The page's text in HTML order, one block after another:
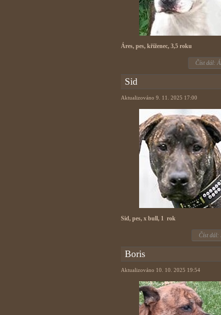
Áres, pes, kříženec, 3,5 roku
Číst dál:
Sid
Aktualizováno 9. 11. 2025 17:00
Sid, pes, x bull, 1 rok
Číst dál:
Boris
Aktualizováno 10. 10. 2025 19:54